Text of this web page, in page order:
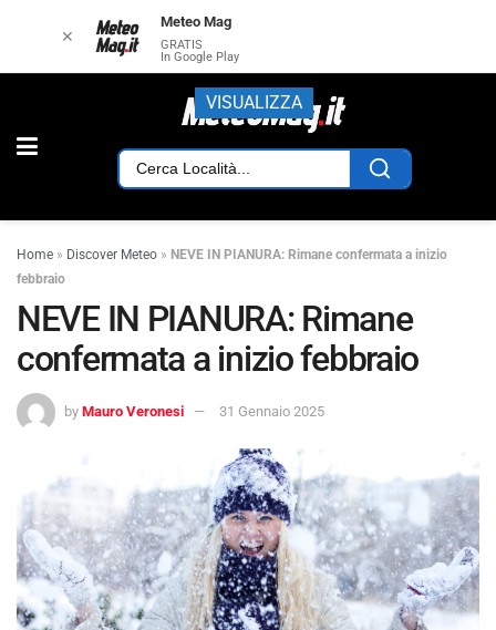
Home » Discover Meteo » NEVE IN PIANURA: Rimane confermata a inizio
febbraio
NEVE IN PIANURA: Rimane
confermata a inizio febbraio
by Mauro Veronesi 31 Gennaio 2025
✕
Meteo Mag
GRATIS
In Google Play
VISUALIZZA